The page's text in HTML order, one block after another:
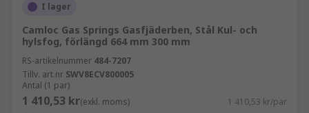
I lager
Camloc Gas Springs Gasfjäderben, Stål Kul- och
hylsfog, förlängd 664 mm 300 mm
RS-artikelnummer 484-7207
Tillv. art.nr SWV8ECV800005
Antal (1 par)
1 410,53 kr(exkl. moms) 1 410,53 kr/par